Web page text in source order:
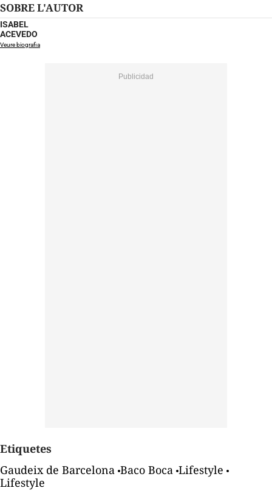
SOBRE L'AUTOR
ISABEL
ACEVEDO
Veure biografia
Etiquetes
Gaudeix de Barcelona Baco Boca Lifestyle
Lifestyle